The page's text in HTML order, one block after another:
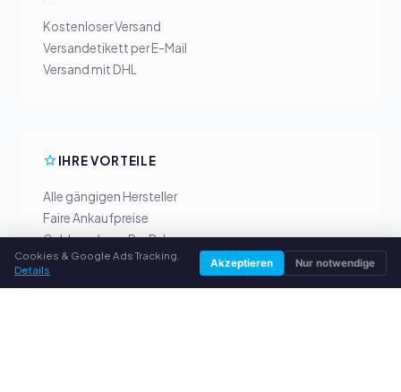
Kostenloser Versand
Versandetikett per E-Mail
Versand mit DHL
IHRE VORTEILE
Alle gängigen Hersteller
Faire Ankaufpreise
Geld vorab per PayPal
Persönliche Beratung
Cookies & Google Ads Tracking.
Details
Akzeptieren Nur notwendige